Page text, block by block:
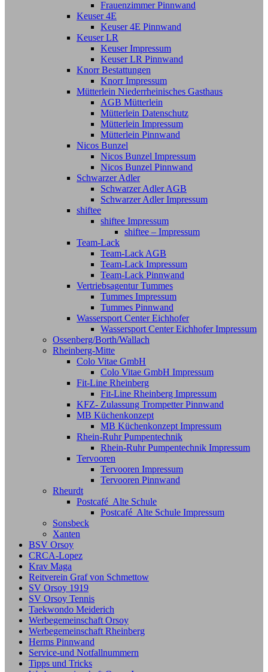
Frauenzimmer Pinnwand
Keuser 4E
Keuser 4E Pinnwand
Keuser LR
Keuser Impressum
Keuser LR Pinnwand
Knorr Bestattungen
Knorr Impressum
Mütterlein Niederrheinisches Gasthaus
AGB Mütterlein
Mütterlein Datenschutz
Mütterlein Impressum
Mütterlein Pinnwand
Nicos Bunzel
Nicos Bunzel Impressum
Nicos Bunzel Pinnwand
Schwarzer Adler
Schwarzer Adler AGB
Schwarzer Adler Impressum
shiftee
shiftee Impressum
shiftee – Impressum
Team-Lack
Team-Lack AGB
Team-Lack Impressum
Team-Lack Pinnwand
Vertriebsagentur Tummes
Tummes Impressum
Tummes Pinnwand
Wassersport Center Eichhofer
Wassersport Center Eichhofer Impressum
Ossenberg/Borth/Wallach
Rheinberg-Mitte
Colo Vitae GmbH
Colo Vitae GmbH Impressum
Fit-Line Rheinberg
Fit-Line Rheinberg Impressum
KFZ- Zulassung Trompetter Pinnwand
MB Küchenkonzept
MB Küchenkonzept Impressum
Rhein-Ruhr Pumpentechnik
Rhein-Ruhr Pumpentechnik Impressum
Tervooren
Tervooren Impressum
Tervooren Pinnwand
Rheurdt
Postcafé Alte Schule
Postcafé Alte Schule Impressum
Sonsbeck
Xanten
BSV Orsoy
CRCA-Lopez
Krav Maga
Reitverein Graf von Schmettow
SV Orsoy 1919
SV Orsoy Tennis
Taekwondo Meiderich
Werbegemeinschaft Orsoy
Werbegemeinschaft Rheinberg
Herms Pinnwand
Service-und Notfallnummern
Tipps und Tricks